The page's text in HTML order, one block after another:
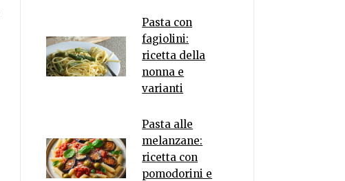
Pasta con
fagiolini:
ricetta della
nonna e
varianti
Pasta alle
melanzane:
ricetta con
pomodorini e